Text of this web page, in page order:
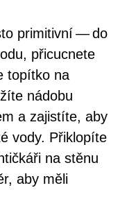
primitivní — do
přicucnete
topítko na
nádobu
a zajistíte, aby
vody. Přiklopíte
na stěnu
aby měli